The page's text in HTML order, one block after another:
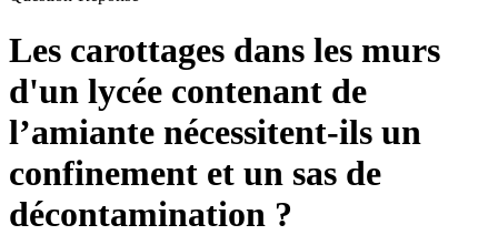
Les carottages dans les murs
d'un lycée contenant de
l’amiante nécessitent-ils un
confinement et un sas de
décontamination ?